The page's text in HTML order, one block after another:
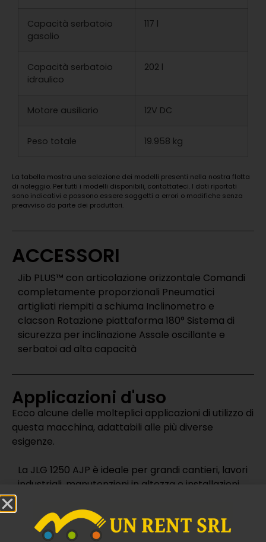
Capacità serbatoio
gasolio
117 l
Capacità serbatoio
idraulico
202 l
Motore ausiliario 12V DC
Peso totale 19.958 kg
La tabella mostra una selezione dei modelli presenti nella nostra flotta
di noleggio. Per tutti i modelli disponibili, contattateci. I dati riportati
sono indicativi e possono essere soggetti a errori o modifiche senza
preavviso da parte dei produttori.
ACCESSORI
Jib PLUS™ con articolazione orizzontale Comandi
completamente proporzionali Pneumatici
artigliati riempiti a schiuma Inclinometro e
clacson Rotazione piattaforma 180° Sistema di
sicurezza per inclinazione Assale oscillante e
serbatoi ad alta capacità
Applicazioni d'uso
Ecco alcune delle molteplici applicazioni di utilizzo di
questa macchina, adattabili alle più diverse
esigenze.
La JLG 1250 AJP è ideale per grandi cantieri, lavori
industriali, manutenzioni in altezza e installazioni
estremo, unito alla versatilità del Jib PLUS™,
garantisce efficienza anche negli spazi complessi